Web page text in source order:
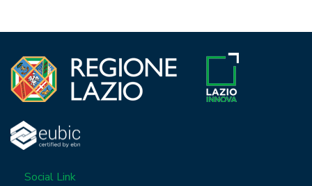
Social Link